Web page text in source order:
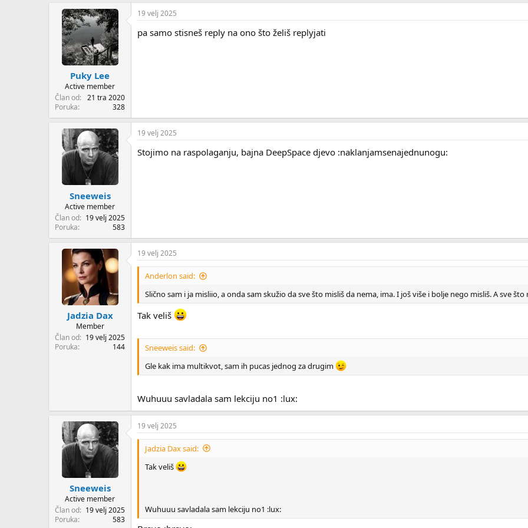
Puky Lee
Active member
Član od
21 tra 2020
Poruka
328
19 velj 2025
pa samo stisneš reply na ono što želiš replyjati
Sneeweis
Active member
Član od
19 velj 2025
Poruka
583
19 velj 2025
Stojimo na raspolaganju, bajna DeepSpace djevo :naklanjamsenajednunogu:
Jadzia Dax
Member
Član od
19 velj 2025
Poruka
144
19 velj 2025
Anderlon said:
Slično sam i ja misliio, a onda sam skužio da sve što misliš da nema, ima. I još više i bolje nego misliš. A sve
Tak veliš
Sneeweis said:
Gle kak ima multikvot, sam ih pucas jednog za drugim
Wuhuuu savladala sam lekciju no1 :lux:
Sneeweis
Active member
Član od
19 velj 2025
Poruka
583
19 velj 2025
Jadzia Dax said:
Tak veliš
Wuhuuu savladala sam lekciju no1 :lux: